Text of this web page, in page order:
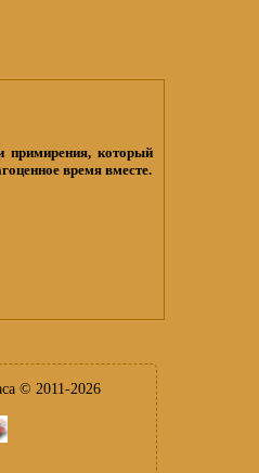
который
время вместе.
© 2011-2026